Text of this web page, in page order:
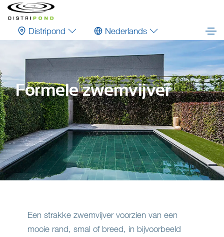
Distripond Nederlands
Formele zwemvijver
Een strakke zwemvijver voorzien van een
mooie rand, smal of breed, in bijvoorbeeld